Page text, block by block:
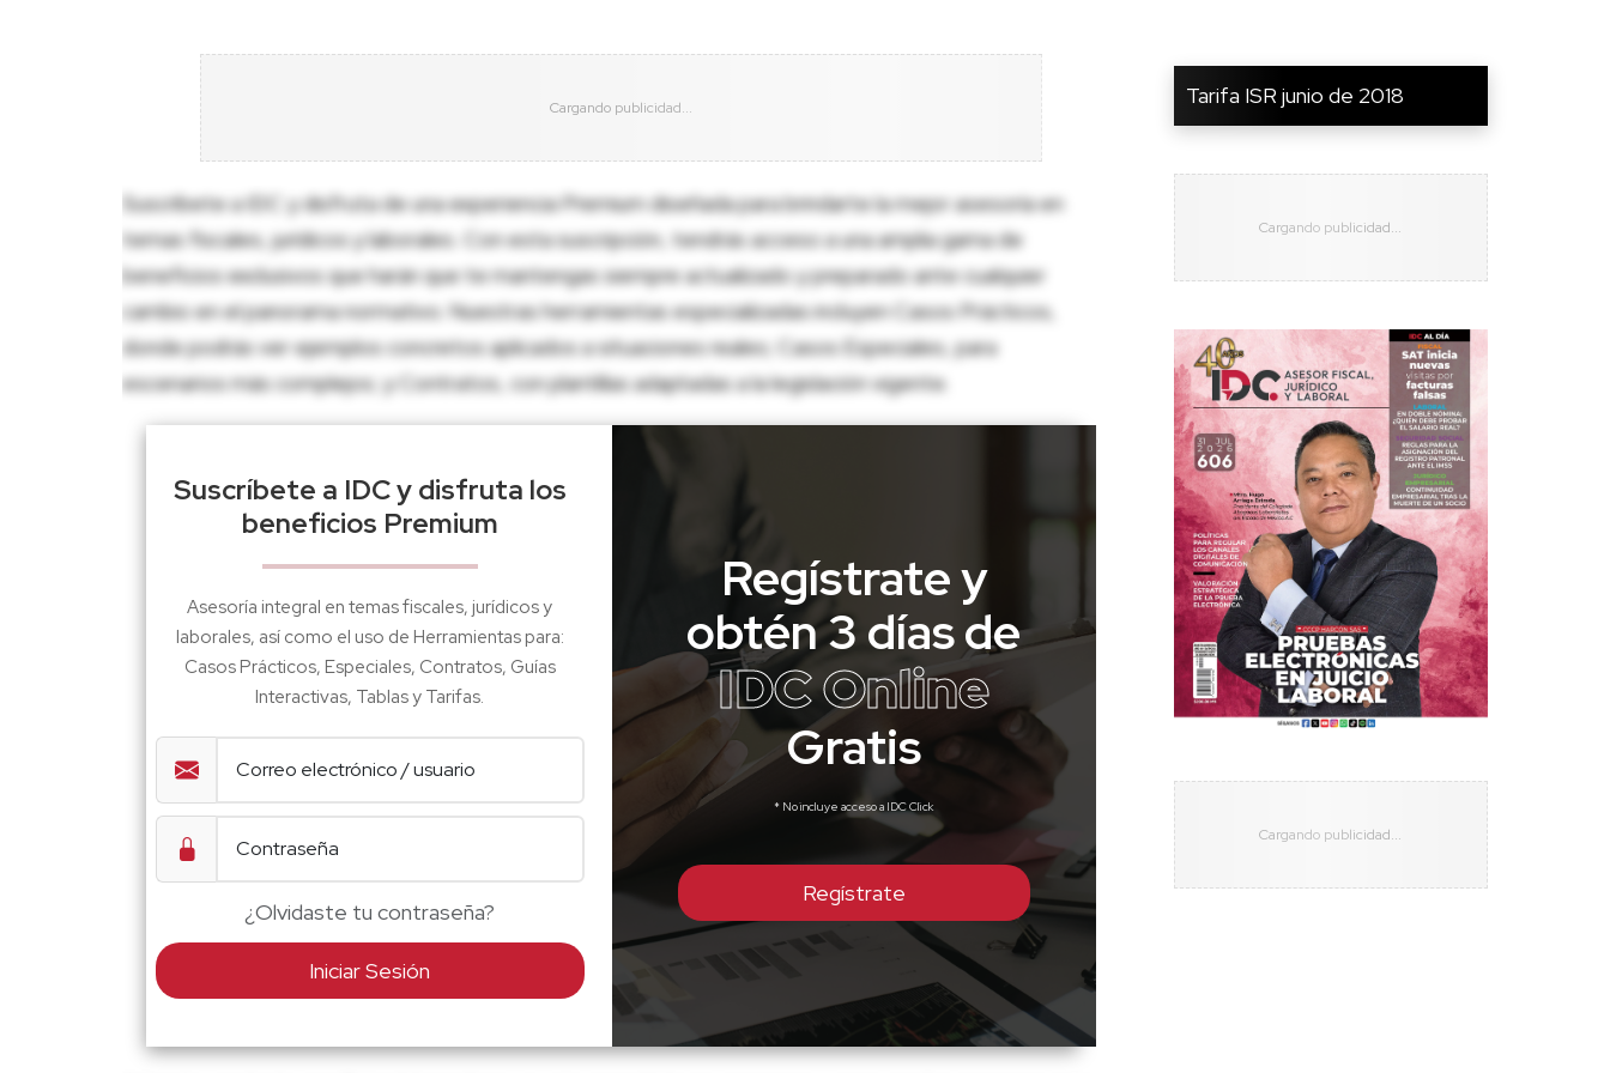
Suscríbete a IDC y disfruta de una experiencia Premium diseñada para brindarte la mejor asesoría en
temas fiscales, jurídicos y laborales. Con esta suscripción, tendrás acceso a una amplia gama de
beneficios exclusivos que harán que te mantengas siempre actualizado y preparado ante cualquier
cambio en el panorama normativo. Nuestras herramientas especializadas incluyen Casos Prácticos,
donde podrás ver ejemplos concretos aplicados a situaciones reales; Casos Especiales, para
escenarios más complejos; y Contratos, con plantillas adaptadas a la legislación vigente.
Suscríbete a IDC y disfruta los
beneficios Premium
Asesoría integral en temas fiscales, jurídicos y
laborales, así como el uso de Herramientas para:
Casos Prácticos, Especiales, Contratos, Guías
Interactivas, Tablas y Tarifas.
¿Olvidaste tu contraseña?
Iniciar Sesión
Regístrate y
obtén 3 días de
IDC Online
Gratis
* No incluye acceso a IDC Click
Regístrate
Tarifa ISR junio de 2018